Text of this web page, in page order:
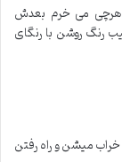
هرچی می خرم بعدش
رنگ روشن با رنگای
خراب میشن و راه رفتن